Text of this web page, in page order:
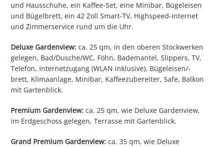
und Hausschuhe, ein Kaffee-Set, eine Minibar, Bügeleisen
und Bügelbrett, ein 42 Zoll Smart-TV, Highspeed-Internet
und Zimmerservice rund um die Uhr.
Deluxe Gardenview: ca. 25 qm, in den oberen Stockwerken
gelegen, Bad/Dusche/WC, Föhn, Bademantel, Slippers, TV,
Telefon, Internetzugang (WLAN inklusive), Bügeleisen/-
brett, Klimaanlage, Minibar, Kaffeezubereiter, Safe, Balkon
mit Gartenblick.
Premium Gardenview: ca. 25 qm, wie Deluxe Gardenview,
im Erdgeschoss gelegen, Terrasse mit Gartenblick.
Grand Premium Gardenview: ca. 35 qm, wie Deluxe